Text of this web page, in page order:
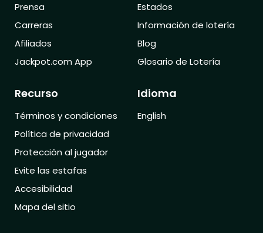
Prensa
Carreras
Afiliados
Jackpot.com App
Estados
Información de lotería
Blog
Glosario de Lotería
Recurso
Términos y condiciones
Política de privacidad
Protección al jugador
Evite las estafas
Accesibilidad
Mapa del sitio
Idioma
English